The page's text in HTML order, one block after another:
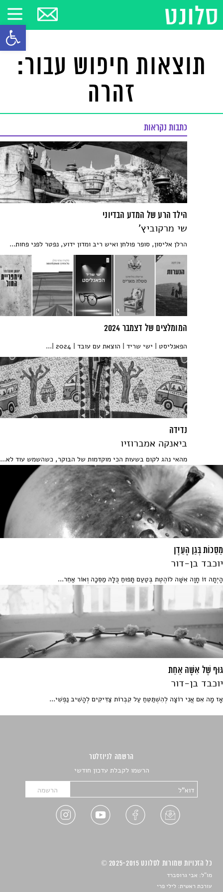
פתח
תוצאות חיפוש עבור:
זהרה
כתבות נקראות
הילד הרע של המדע הבדיוני
שי מרקוביץ'
הרלן אליסון, סופר פולחן ואיש ריב ומדון ידוע, נפטר לפני פחות...
המומלצים של דצמבר 2024
הפאנליסט | ישי שריד | הוצאת עם עובד | 2024 |...
נדידה
ביאנקה אמברוזיו
מהאי נהג לקום בשעות הכי מוקדמות של הבוקר, כשהשמש עוד לא...
מַסֵּכוֹת בְּגַן הָעֵדֶן
יוכבד בן-דור
הָיְתָה זוֹ חָוָה אִשָּׁה לוֹהֶטֶת בְּטַעַם תָּפוּחַ כֻּלָּהּ מַסֵּכָה וְאוֹר אַחֵר...
גּוּף שֶׁל אִשָּׁה אַחַת
יוכבד בן-דור
אָז מָה אִם אֲנִי רוֹצָה לְהִשְׁתַּטֵּחַ עַל קִבְרוֹת צַדִּיקִים לְהָשִׁיב נַפְשִׁי...
הרשמה לניוזלטר
הרשמו לקבלת עדכון חודשי
כל הזכויות שמורות לסלונט 2025-2015 ©
מו"ל: אבי גרוסברד
עורכת ראשית: לילי פרי